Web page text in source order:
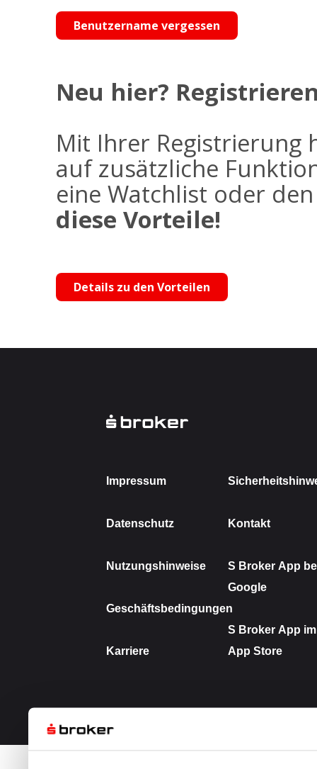
Benutzername vergessen
Neu hier?
Mit Ihrer Registrierung
auf zusätzliche
eine Watchlist oder
diese Vorteile!
Details zu den Vorteilen